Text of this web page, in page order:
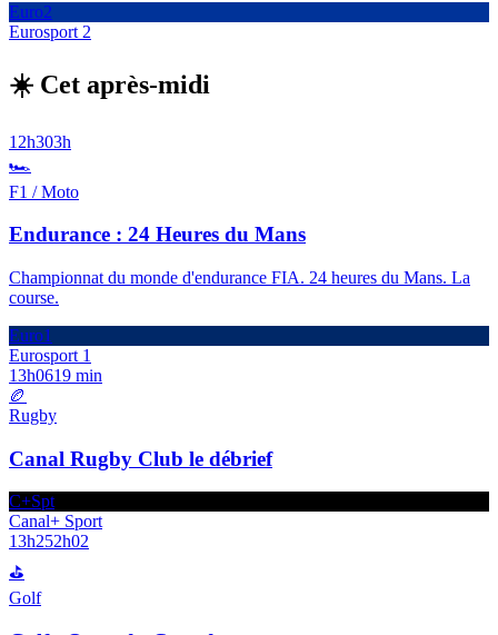
Euro2
Eurosport 2
☀️ Cet après-midi
12h303h
🏎️
F1 / Moto
Endurance : 24 Heures du Mans
Championnat du monde d'endurance FIA. 24 heures du Mans. La
course.
Euro1
Eurosport 1
13h0619 min
🏉
Rugby
Canal Rugby Club le débrief
C+Spt
Canal+ Sport
13h252h02
⛳
Golf